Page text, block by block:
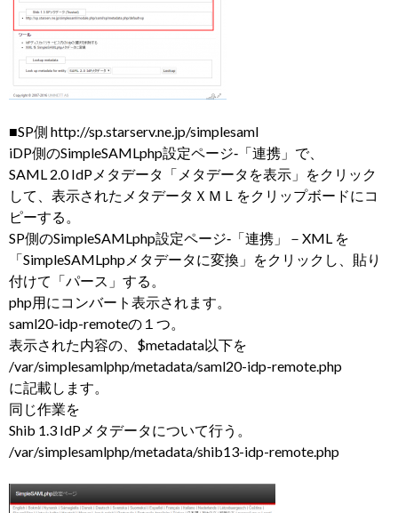
■SP側 http://sp.starserv.ne.jp/simplesaml
iDP側のSimpleSAMLphp設定ページ‐「連携」で、
SAML 2.0 IdPメタデータ「メタデータを表示」をクリック
して、表示されたメタデータＸＭＬをクリップボードにコ
ピーする。
SP側のSimpleSAMLphp設定ページ‐「連携」－XML を
「SimpleSAMLphpメタデータに変換」をクリックし、貼り
付けて「パース」する。
php用にコンバート表示されます。
saml20-idp-remoteの１つ。
表示された内容の、$metadata以下を
/var/simplesamlphp/metadata/saml20-idp-remote.php
に記載します。
同じ作業を
Shib 1.3 IdPメタデータについて行う。
/var/simplesamlphp/metadata/shib13-idp-remote.php